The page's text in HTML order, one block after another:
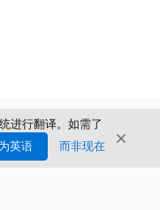
进行翻译。如需了
英语 而非现在 关闭